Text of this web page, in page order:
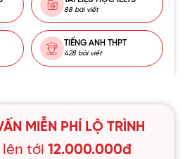
88 bài viết
TIẾNG ANH THPT
428 bài viết
MIỄN PHÍ LỘ TRÌNH
lên tới 12.000.000đ